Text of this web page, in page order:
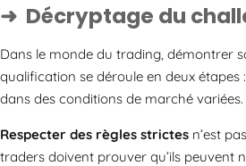
Décryptage du
Dans le monde du trading, démontrer
qualification se déroule en deux étapes
dans des conditions de marché variées.
Respecter des règles strictes n’est
traders doivent prouver qu’ils peuvent